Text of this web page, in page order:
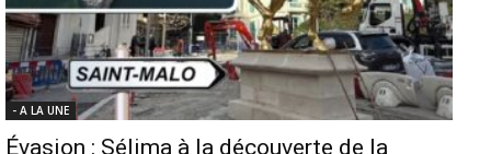
- A LA UNE
Évasion : Sélima à la découverte de la